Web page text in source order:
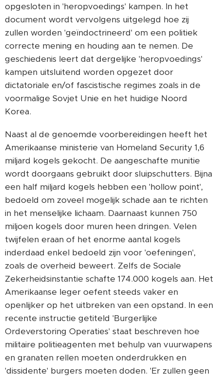
opgesloten in 'heropvoedings' kampen. In het
document wordt vervolgens uitgelegd hoe zij
zullen worden 'geïndoctrineerd' om een politiek
correcte mening en houding aan te nemen. De
geschiedenis leert dat dergelijke 'heropvoedings'
kampen uitsluitend worden opgezet door
dictatoriale en/of fascistische regimes zoals in de
voormalige Sovjet Unie en het huidige Noord
Korea.
Naast al de genoemde voorbereidingen heeft het
Amerikaanse ministerie van Homeland Security 1,6
miljard kogels gekocht. De aangeschafte munitie
wordt doorgaans gebruikt door sluipschutters. Bijna
een half miljard kogels hebben een 'hollow point',
bedoeld om zoveel mogelijk schade aan te richten
in het menselijke lichaam. Daarnaast kunnen 750
miljoen kogels door muren heen dringen. Velen
twijfelen eraan of het enorme aantal kogels
inderdaad enkel bedoeld zijn voor 'oefeningen',
zoals de overheid beweert. Zelfs de Sociale
Zekerheidsinstantie schafte 174.000 kogels aan. Het
Amerikaanse leger oefent steeds vaker en
openlijker op het uitbreken van een opstand. In een
recente instructie getiteld 'Burgerlijke
Ordeverstoring Operaties' staat beschreven hoe
militaire politieagenten met behulp van vuurwapens
en granaten rellen moeten onderdrukken en
'dissidente' burgers moeten doden. 'Er zullen geen